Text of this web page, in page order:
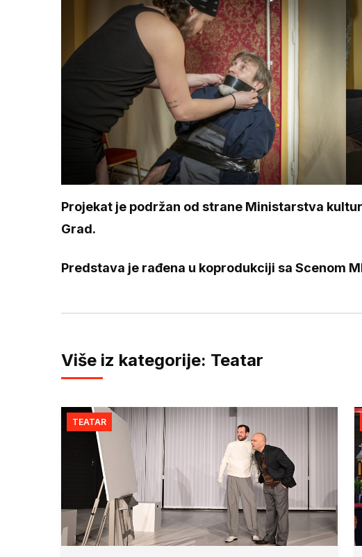
Projekat je podržan od strane Ministarstva
Grad.
Predstava je rađena u koprodukciji sa Scenom
Više iz kategorije: Teatar
TEATAR